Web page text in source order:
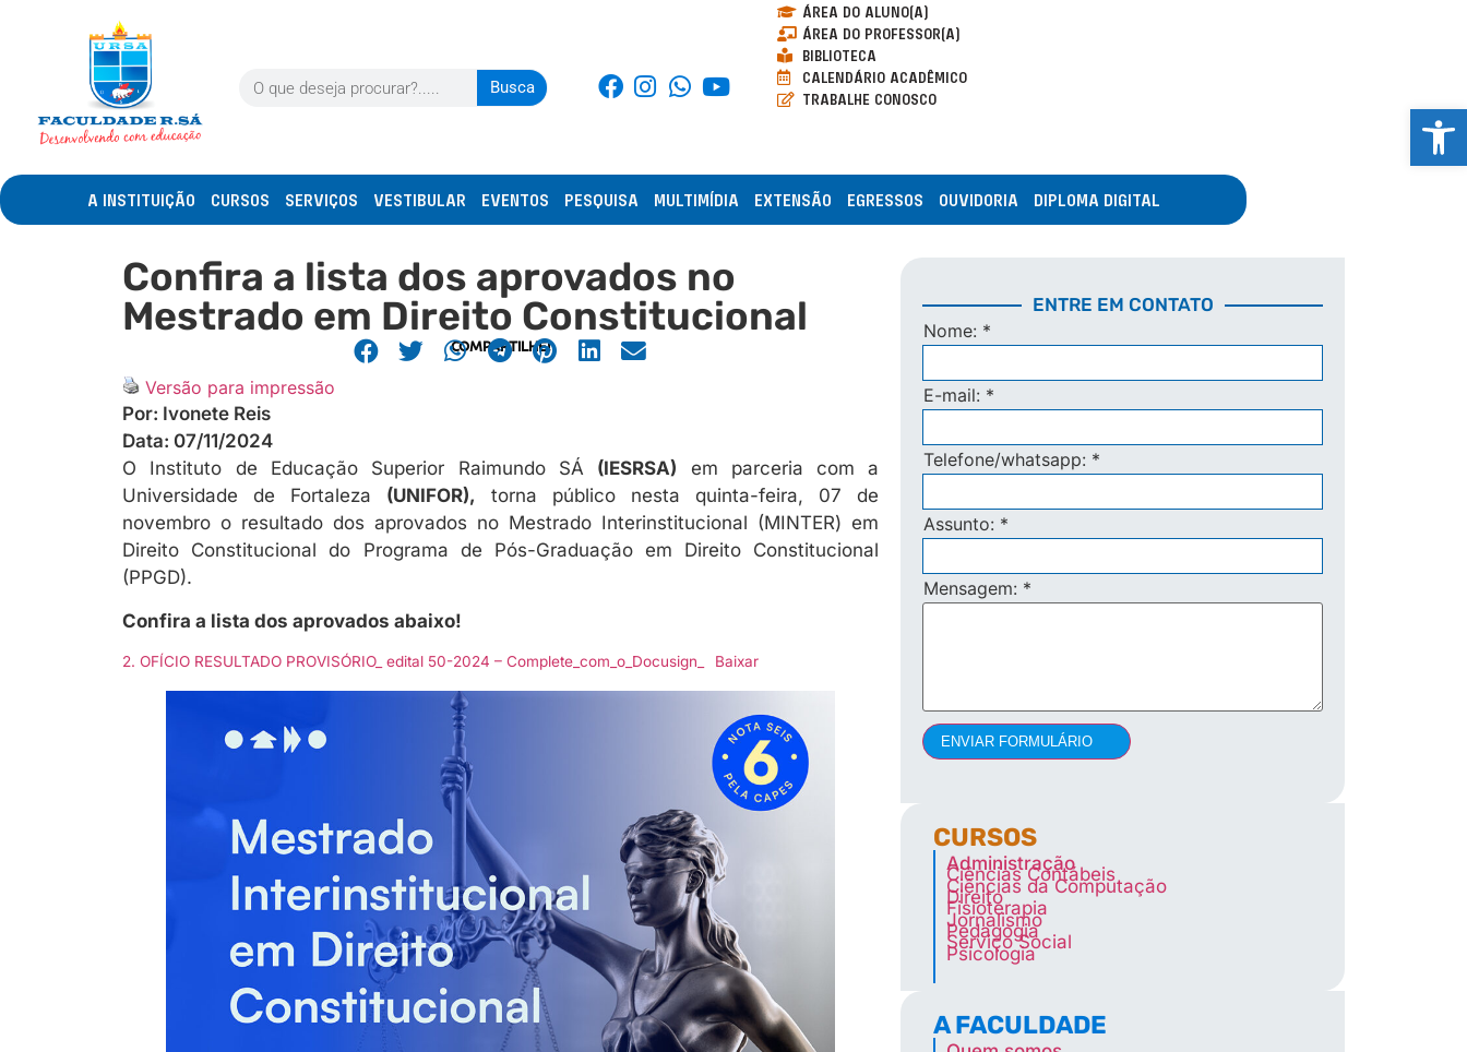
Busca
ÁREA DO ALUNO(A)
ÁREA DO PROFESSOR(A)
BIBLIOTECA
CALENDÁRIO ACADÊMICO
TRABALHE CONOSCO
A INSTITUIÇÃO CURSOS SERVIÇOS VESTIBULAR EVENTOS PESQUISA MULTIMÍDIA EXTENSÃO EGRESSOS OUVIDORIA DIPLOMA DIGITAL
Confira a lista dos aprovados no
Mestrado em Direito Constitucional
COMPARTILHE!
Versão para impressão
Por: Ivonete Reis
Data: 07/11/2024
O Instituto de Educação Superior Raimundo SÁ (IESRSA) em parceria com a
Universidade de Fortaleza (UNIFOR),
torna público nesta quinta-feira, 07 de
novembro o resultado dos aprovados no Mestrado Interinstitucional (MINTER) em
Direito Constitucional do Programa de Pós-Graduação em Direito Constitucional
(PPGD).
Confira a lista dos aprovados abaixo!
2. OFÍCIO RESULTADO PROVISÓRIO_ edital 50-2024 – Complete_com_o_Docusign_ Baixar
ENTRE EM CONTATO
Nome: *
E-mail: *
Telefone/whatsapp: *
Assunto: *
Mensagem: *
ENVIAR FORMULÁRIO
CURSOS
Administração
Ciências Contábeis
Ciências da Computação
Direito
Fisioterapia
Jornalismo
Pedagogia
Serviço Social
Psicologia
A FACULDADE
Abrir